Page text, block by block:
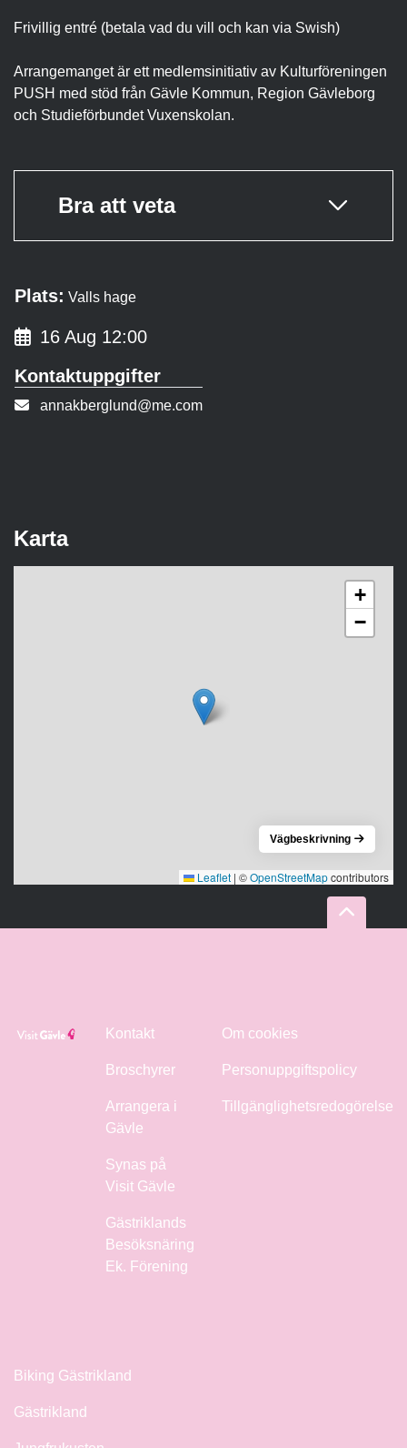
Frivillig entré (betala vad du vill och kan via Swish)
Arrangemanget är ett medlemsinitiativ av Kulturföreningen
PUSH med stöd från Gävle Kommun, Region Gävleborg
och Studieförbundet Vuxenskolan.
Bra att veta
Plats: Valls hage
16 Aug 12:00
Kontaktuppgifter
E-post:
annakberglund@me.com
Karta
+
−
Leaflet | ©OpenStreetMapcontributors
Vägbeskrivning
Kontakt
Broschyrer
Arrangera i
Gävle
Synas på
Visit Gävle
Gästriklands
Besöksnäring
Ek. Förening
Om cookies
Personuppgiftspolicy
Tillgänglighetsredogörelse
Biking Gästrikland
Gästrikland